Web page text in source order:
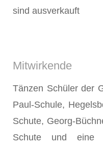
sind ausverkauft
Mitwirkende
Tänzen Schüler der
Paul-Schule,
Schute, Georg-
Schute und eine